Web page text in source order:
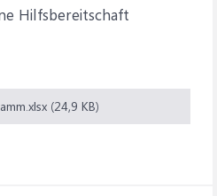
Hilfsbereitschaft
(24,9 KB)